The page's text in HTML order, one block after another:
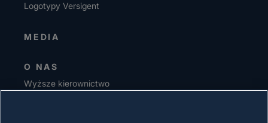
Logotypy Versigent
MEDIA
O NAS
Wyższe kierownictwo